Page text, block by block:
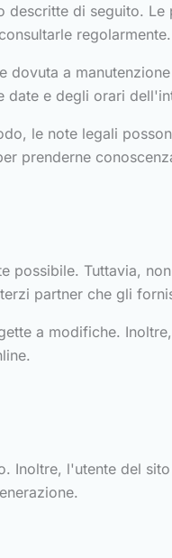
di seguito.
regolarmente.
a
date e degli orari
le note legali
prenderne
Tuttavia,
partner che gli
a modifiche.
Inoltre, l'utente del